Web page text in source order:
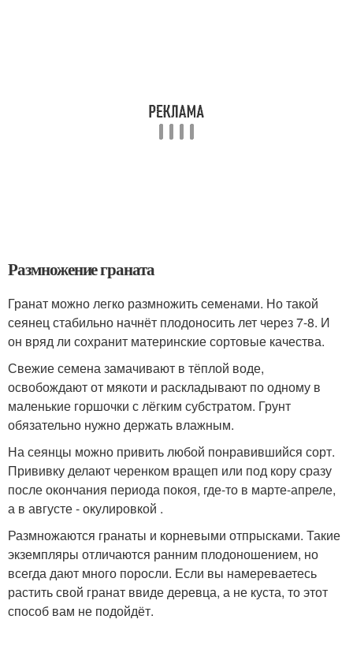
Размножение граната
Гранат можно легко размножить семенами. Но такой
сеянец стабильно начнёт плодоносить лет через 7-8. И
он вряд ли сохранит материнские сортовые качества.
Свежие семена замачивают в тёплой воде,
освобождают от мякоти и раскладывают по одному в
маленькие горшочки с лёгким субстратом. Грунт
обязательно нужно держать влажным.
На сеянцы можно привить любой понравившийся сорт.
Прививку делают черенком вращеп или под кору сразу
после окончания периода покоя, где-то в марте-апреле,
а в августе - окулировкой .
Размножаются гранаты и корневыми отпрысками. Такие
экземпляры отличаются ранним плодоношением, но
всегда дают много поросли. Если вы намереваетесь
растить свой гранат ввиде деревца, а не куста, то этот
способ вам не подойдёт.